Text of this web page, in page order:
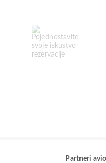
Partneri